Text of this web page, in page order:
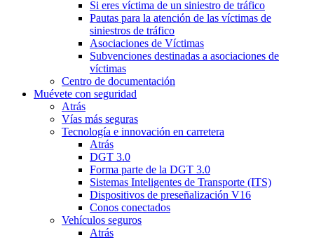
Si eres víctima de un siniestro de tráfico
Pautas para la atención de las víctimas de
siniestros de tráfico
Asociaciones de Víctimas
Subvenciones destinadas a asociaciones de
víctimas
Centro de documentación
Muévete con seguridad
Atrás
Vías más seguras
Tecnología e innovación en carretera
Atrás
DGT 3.0
Forma parte de la DGT 3.0
Sistemas Inteligentes de Transporte (ITS)
Dispositivos de preseñalización V16
Conos conectados
Vehículos seguros
Atrás